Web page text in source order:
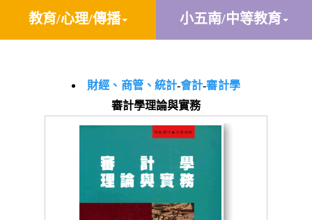
教育/心理/傳播 小五南/中等教育
財經、商管、統計-會計-審計學
審計學理論與實務